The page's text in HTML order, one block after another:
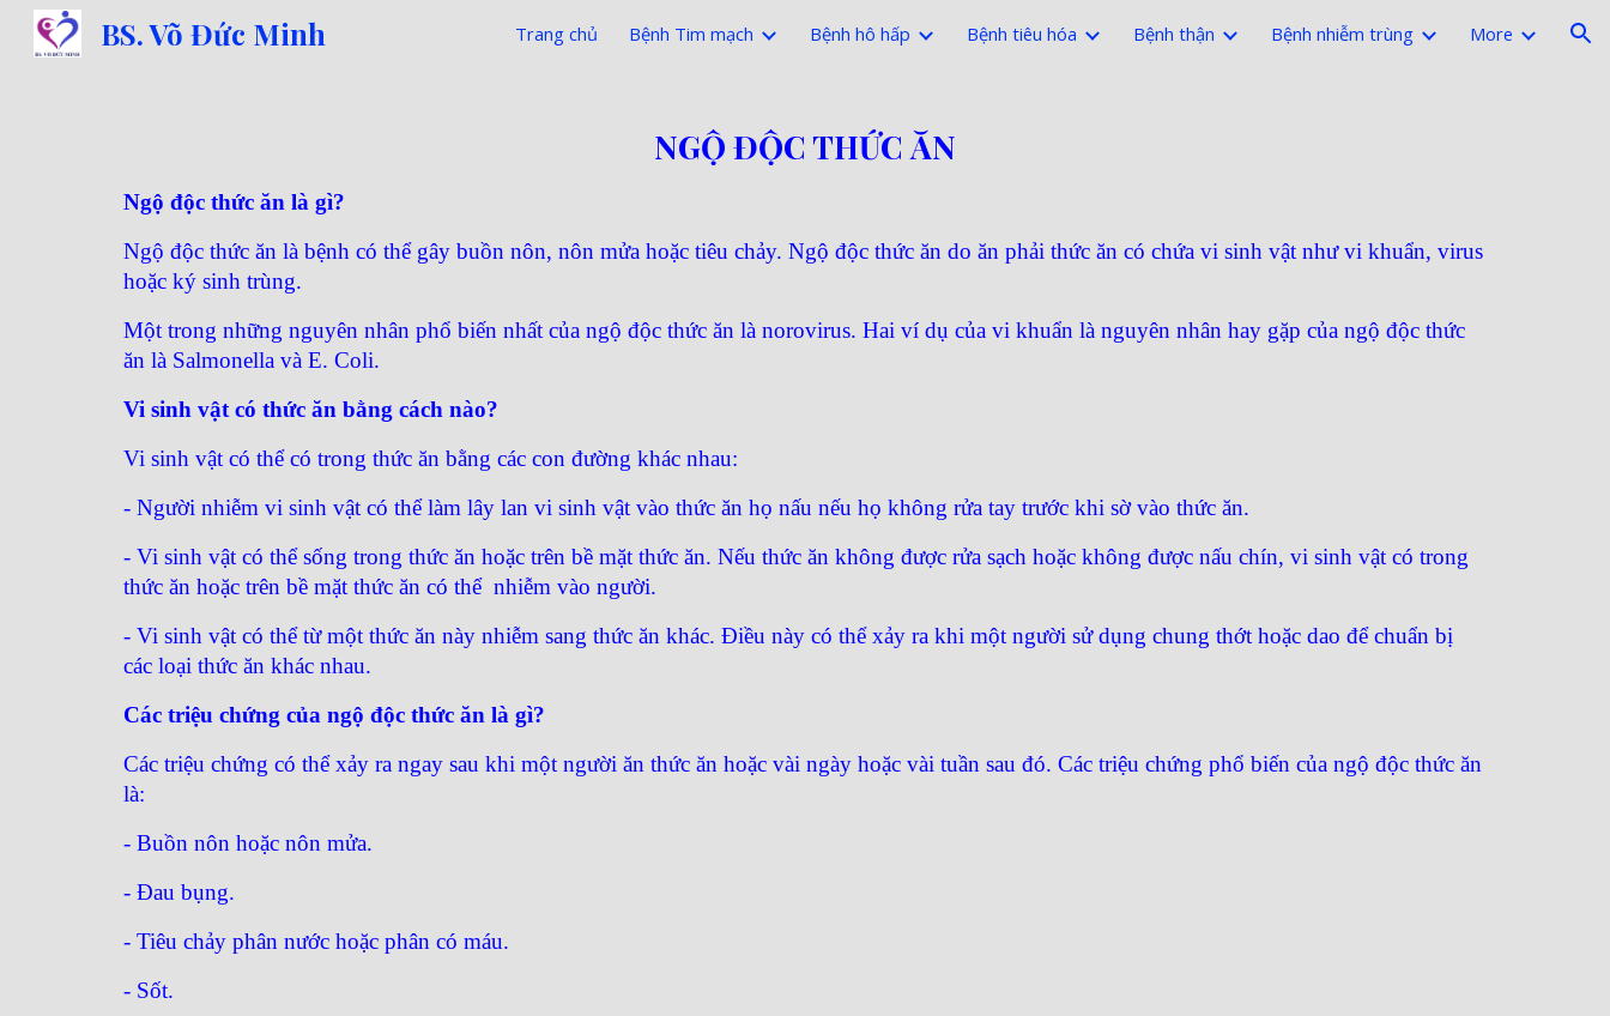
Skip to main content Skip to navigation
BS. Võ Đức Minh Trang chủ Bệnh Tim mạch Bệnh hô hấp Bệnh tiêu hóa Bệnh thận Bệnh nhiễm trùng More
NGỘ ĐỘC THỨC ĂN
Ngộ độc thức ăn là gì?
Ngộ độc thức ăn là bệnh có thể gây buồn nôn, nôn mửa hoặc tiêu chảy. Ngộ độc thức ăn do ăn phải thức ăn có chứa vi sinh vật như vi khuẩn, virus
hoặc ký sinh trùng.
Một trong những nguyên nhân phổ biến nhất của ngộ độc thức ăn là norovirus. Hai ví dụ của vi khuẩn là nguyên nhân hay gặp của ngộ độc thức
ăn là Salmonella và E. Coli.
Vi sinh vật có thức ăn bằng cách nào?
Vi sinh vật có thể có trong thức ăn bằng các con đường khác nhau:
- Người nhiễm vi sinh vật có thể làm lây lan vi sinh vật vào thức ăn họ nấu nếu họ không rửa tay trước khi sờ vào thức ăn.
- Vi sinh vật có thể sống trong thức ăn hoặc trên bề mặt thức ăn. Nếu thức ăn không được rửa sạch hoặc không được nấu chín, vi sinh vật có trong
thức ăn hoặc trên bề mặt thức ăn có thể nhiễm vào người.
- Vi sinh vật có thể từ một thức ăn này nhiễm sang thức ăn khác. Điều này có thể xảy ra khi một người sử dụng chung thớt hoặc dao để chuẩn bị
các loại thức ăn khác nhau.
Các triệu chứng của ngộ độc thức ăn là gì?
Các triệu chứng có thể xảy ra ngay sau khi một người ăn thức ăn hoặc vài ngày hoặc vài tuần sau đó. Các triệu chứng phổ biến của ngộ độc thức ăn
là:
- Buồn nôn hoặc nôn mửa.
- Đau bụng.
- Tiêu chảy phân nước hoặc phân có máu.
- Sốt.